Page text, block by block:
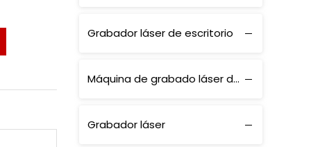
Grabador láser de escritorio
Máquina de grabado láser de alta velocidad
Grabador láser